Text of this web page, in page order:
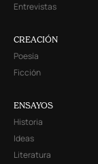
Entrevistas
CREACIÓN
Poesía
Ficción
ENSAYOS
Historia
Ideas
Literatura